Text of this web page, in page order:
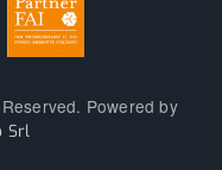
Powered by
Srl